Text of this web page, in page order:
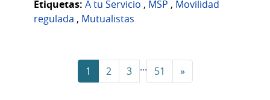
Etiquetas: A tu Servicio , MSP , Movilidad
regulada , Mutualistas
1 2 3 ... 51 »